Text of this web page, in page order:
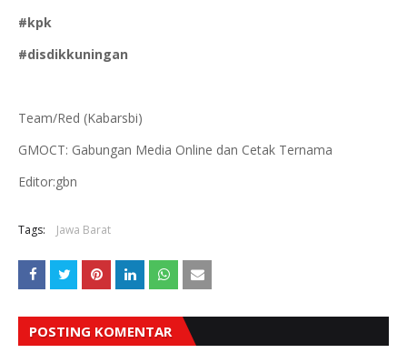
#kpk
#disdikkuningan
Team/Red (Kabarsbi)
GMOCT: Gabungan Media Online dan Cetak Ternama
Editor:gbn
Tags: Jawa Barat
POSTING KOMENTAR